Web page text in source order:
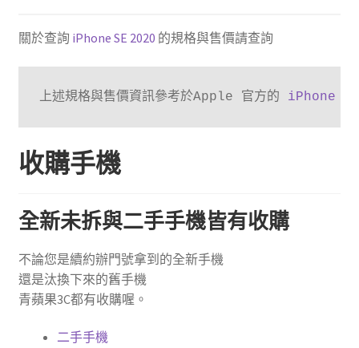
關於查詢 iPhone SE 2020 的規格與售價請查詢
上述規格與售價資訊參考於Apple 官方的 iPhone SE
收購手機
全新未拆與二手手機皆有收購
不論您是續約辦門號拿到的全新手機
還是汰換下來的舊手機
青蘋果3C都有收購喔。
二手手機